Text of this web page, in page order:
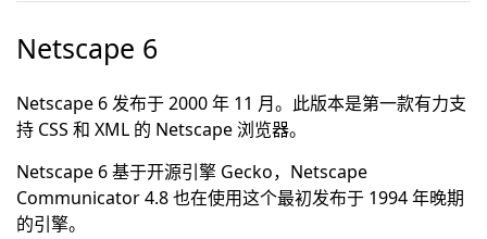
Netscape 6
Netscape 6 发布于 2000 年 11 月。此版本是第一款有力支
持 CSS 和 XML 的 Netscape 浏览器。
Netscape 6 基于开源引擎 Gecko，Netscape
Communicator 4.8 也在使用这个最初发布于 1994 年晚期
的引擎。